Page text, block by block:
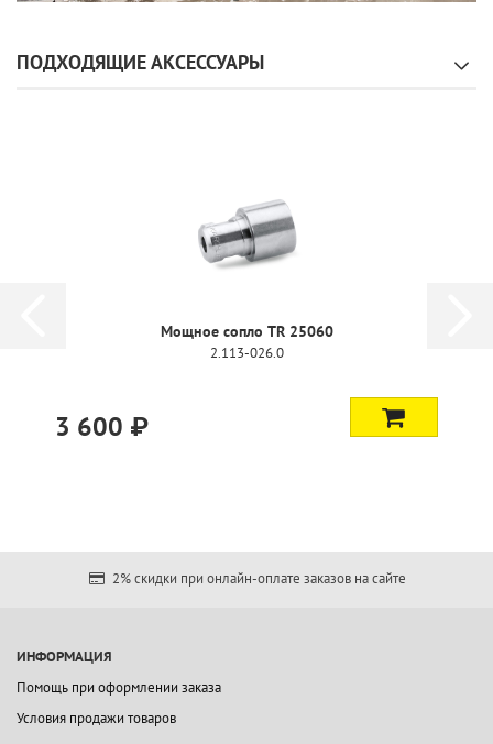
ПОДХОДЯЩИЕ АКСЕССУАРЫ
Мощное сопло TR 25060
2.113-026.0
3 600 ₽
2% скидки при онлайн-оплате заказов на сайте
ИНФОРМАЦИЯ
Помощь при оформлении заказа
Условия продажи товаров